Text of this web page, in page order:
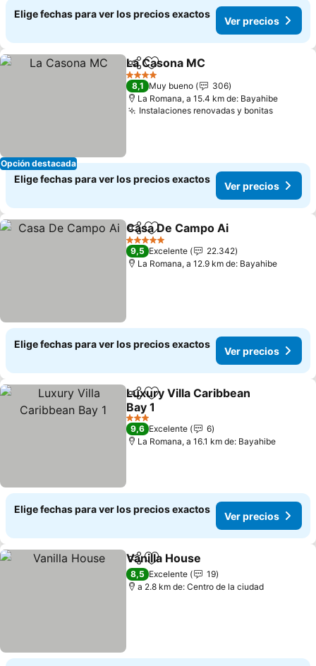
Elige fechas para ver los precios exactos
Ver precios
Opción destacada
CompartirAgregar a favoritos
La Casona MC
4 Estrellas
8,1 Muy bueno
306
La Romana, a 15.4 km de: Bayahibe
Instalaciones renovadas y bonitasVer
Elige fechas para ver los precios exactos
Ver precios
CompartirAgregar a favoritos
Casa De Campo Ai
5 Estrellas
9,5 Excelente
22.342
La Romana, a 12.9 km de: Bayahibe
Elige fechas para ver los precios exactos
Ver precios
CompartirAgregar a favoritos
Luxury Villa Caribbean
Bay 1
Ver precios
3 Estrellas
9,6 Excelente
6
La Romana, a 16.1 km de: Bayahibe
Elige fechas para ver los precios exactos
Ver precios
CompartirAgregar a favoritos
Vanilla House
8,5 Excelente
19
a 2.8 km de: Centro de la ciudad